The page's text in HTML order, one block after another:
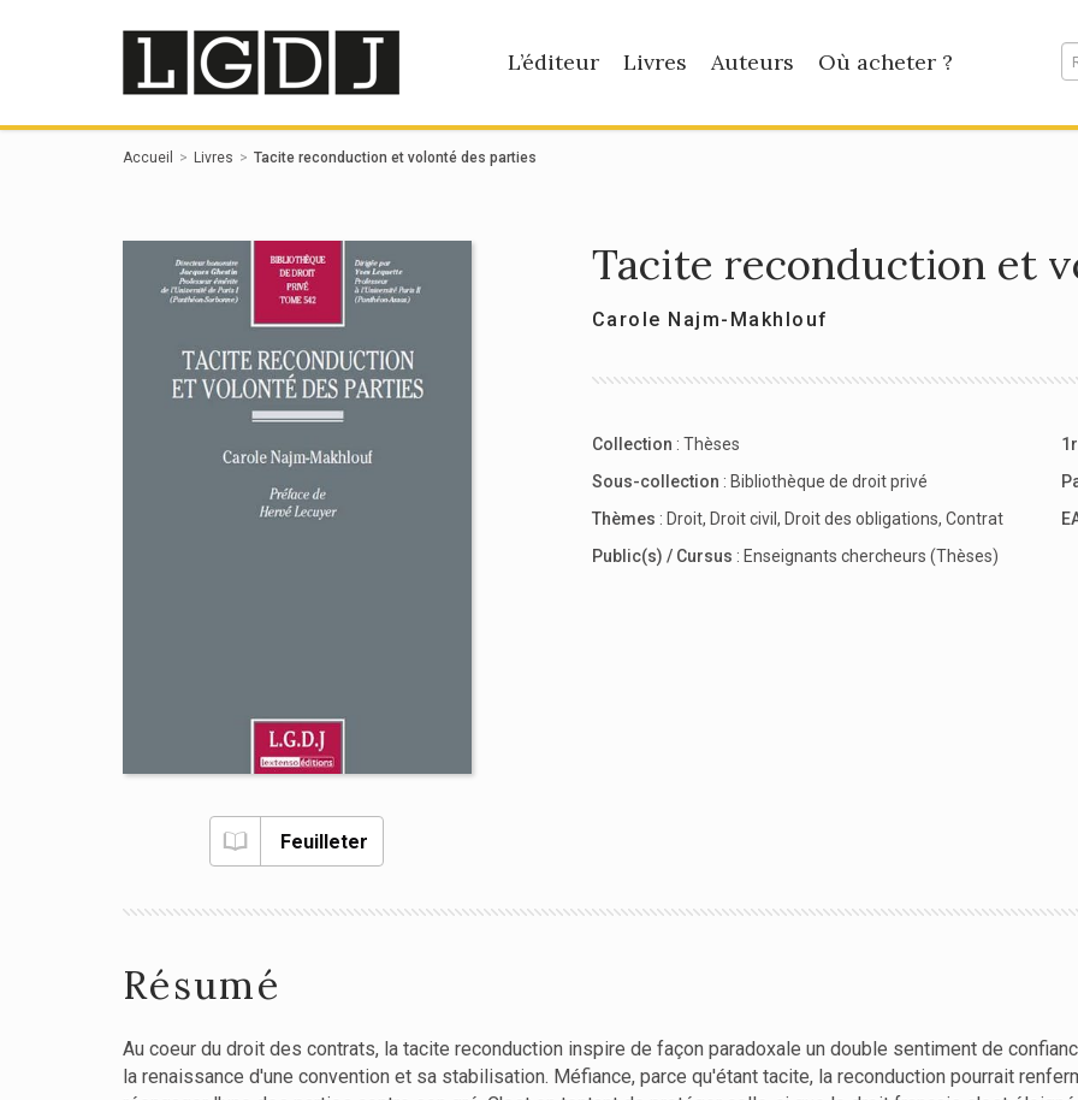
L’éditeur Livres Auteurs Où acheter ?
Accueil Livres Tacite reconduction et volonté des parties
Feuilleter
Tacite reconduction et
Carole Najm-Makhlouf
Collection : Thèses
Sous-collection : Bibliothèque de droit privé
Thèmes : Droit, Droit civil , Droit des obligations, Contrat
Public(s) / Cursus : Enseignants chercheurs (Thèses)
Résumé
Au coeur du droit des contrats, la tacite reconduction inspire de façon paradoxale un double sentiment de
la renaissance d'une convention et sa stabilisation. Méfiance, parce qu'étant tacite, la reconduction pourrait